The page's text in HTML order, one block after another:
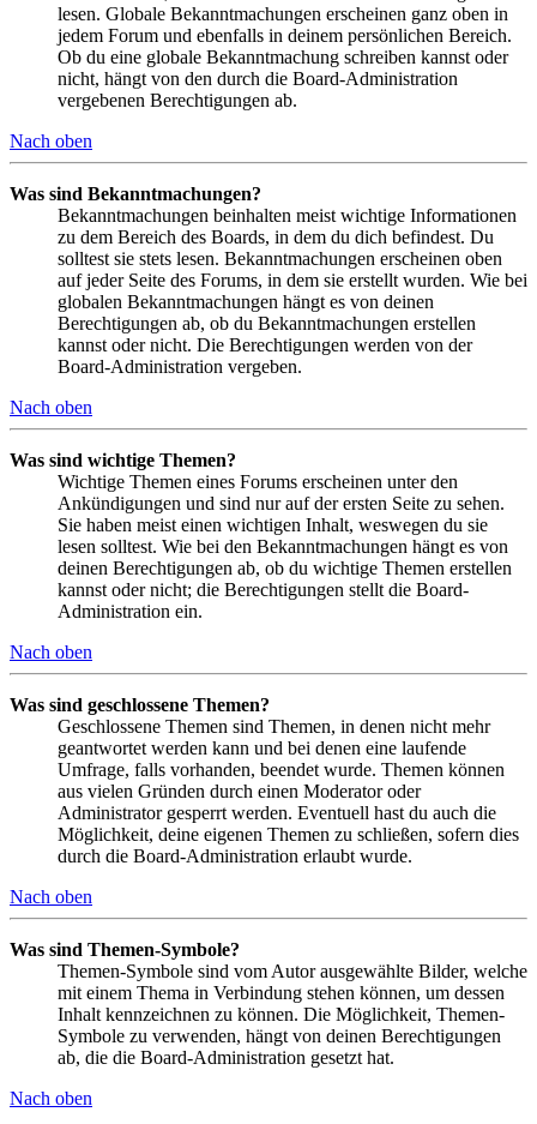
lesen. Globale Bekanntmachungen erscheinen ganz oben in
jedem Forum und ebenfalls in deinem persönlichen Bereich.
Ob du eine globale Bekanntmachung schreiben kannst oder
nicht, hängt von den durch die Board-Administration
vergebenen Berechtigungen ab.
Nach oben
Was sind Bekanntmachungen?
Bekanntmachungen beinhalten meist wichtige Informationen
zu dem Bereich des Boards, in dem du dich befindest. Du
solltest sie stets lesen. Bekanntmachungen erscheinen oben
auf jeder Seite des Forums, in dem sie erstellt wurden. Wie bei
globalen Bekanntmachungen hängt es von deinen
Berechtigungen ab, ob du Bekanntmachungen erstellen
kannst oder nicht. Die Berechtigungen werden von der
Board-Administration vergeben.
Nach oben
Was sind wichtige Themen?
Wichtige Themen eines Forums erscheinen unter den
Ankündigungen und sind nur auf der ersten Seite zu sehen.
Sie haben meist einen wichtigen Inhalt, weswegen du sie
lesen solltest. Wie bei den Bekanntmachungen hängt es von
deinen Berechtigungen ab, ob du wichtige Themen erstellen
kannst oder nicht; die Berechtigungen stellt die Board-
Administration ein.
Nach oben
Was sind geschlossene Themen?
Geschlossene Themen sind Themen, in denen nicht mehr
geantwortet werden kann und bei denen eine laufende
Umfrage, falls vorhanden, beendet wurde. Themen können
aus vielen Gründen durch einen Moderator oder
Administrator gesperrt werden. Eventuell hast du auch die
Möglichkeit, deine eigenen Themen zu schließen, sofern dies
durch die Board-Administration erlaubt wurde.
Nach oben
Was sind Themen-Symbole?
Themen-Symbole sind vom Autor ausgewählte Bilder, welche
mit einem Thema in Verbindung stehen können, um dessen
Inhalt kennzeichnen zu können. Die Möglichkeit, Themen-
Symbole zu verwenden, hängt von deinen Berechtigungen
ab, die die Board-Administration gesetzt hat.
Nach oben